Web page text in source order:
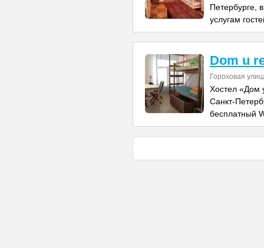
Петербурге,
услугам
Dom u
Гороховая
Хостел «Дом
Санкт-
бесплатный